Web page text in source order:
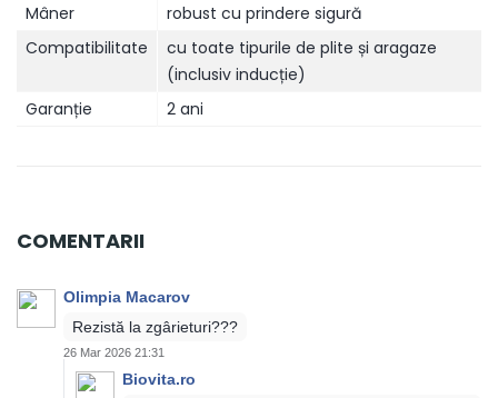
Mâner
robust cu prindere sigură
Compatibilitate
cu toate tipurile de plite și aragaze
(inclusiv inducție)
Garanție
2 ani
COMENTARII
Olimpia Macarov
Rezistă la zgârieturi???
26 Mar 2026 21:31
Biovita.ro